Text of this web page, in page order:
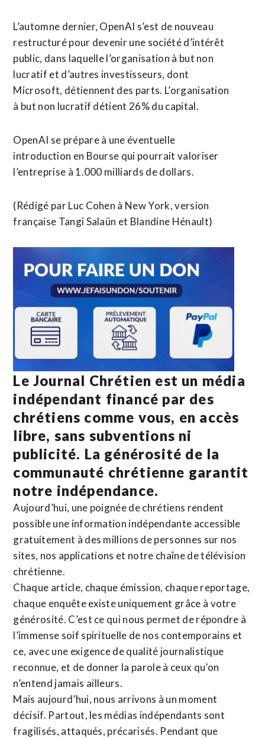
L’automne dernier, OpenAI s’est de nouveau
restructuré pour devenir une société d’intérêt
public, dans laquelle l’organisation à but non
lucratif et d’autres investisseurs, dont
Microsoft, détiennent des parts. L’organisation
à but non lucratif détient 26% du capital.
OpenAI se prépare à une éventuelle
introduction en Bourse qui pourrait valoriser
l’entreprise à 1.000 milliards de dollars.
(Rédigé par Luc Cohen à New York, version
française Tangi Salaün et Blandine Hénault)
Le Journal Chrétien est un média
indépendant financé par des
chrétiens comme vous, en accès
libre, sans subventions ni
publicité. La générosité de la
communauté chrétienne garantit
notre indépendance.
Aujourd’hui, une poignée de chrétiens rendent
possible une information indépendante accessible
gratuitement à des millions de personnes sur nos
sites, nos applications et notre chaîne de télévision
chrétienne.
Chaque article, chaque émission, chaque reportage,
chaque enquête existe uniquement grâce à votre
générosité. C’est ce qui nous permet de répondre à
l’immense soif spirituelle de nos contemporains et
ce, avec une exigence de qualité journalistique
reconnue, et de donner la parole à ceux qu’on
n’entend jamais ailleurs.
Mais aujourd’hui, nous arrivons à un moment
décisif. Partout, les médias indépendants sont
fragilisés, attaqués, précarisés. Pendant que